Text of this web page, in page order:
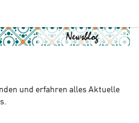
und erfahren alles Aktuelle